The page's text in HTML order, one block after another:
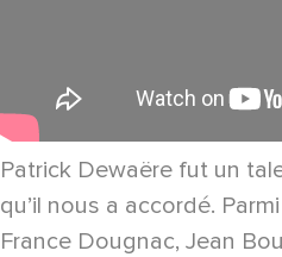
Patrick Dewaëre fut un
qu’il nous a accordé.
France Dougnac, Jean